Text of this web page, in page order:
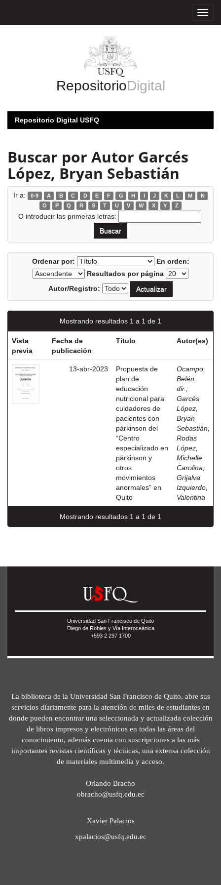
RepositorioDigital
Repositorio Digital USFQ
Buscar por Autor Garcés
López, Bryan Sebastián
Ir a: 0-9 A B C D E F G H I J K L M
N
O
P Q R S T U V W X Y Z
O introducir las primeras letras:
Ordenar por:
En orden:
Resultados por página
Autor/Registro:
Mostrando resultados 1 a 1 de 1
Vista
previa
Fecha de
publicación
Título Autor(es)
13-abr-2023
Propuesta de
plan de
educación
nutricional para
cuidadores de
pacientes con
párkinson del
“Centro
especializado en
párkinson y
otros
movimientos
anormales” en
Quito
Ocampo,
Belén,
dir. ;
Garcés
López,
Bryan
Sebastián;
Rodas
López,
Michelle
Carolina;
Grijalva
Izquierdo,
Valentina
Mostrando resultados 1 a 1 de 1
Universidad San Francisco de Quito
Diego de Robles y Vía Interoceánica
+593 2 297 1700
La biblioteca de la Universidad San Francisco de Quito, abre sus
servicios diariamente para la atención de miles de estudiantes en
donde pueden encontrar una seleccionada y actualizada colección
de libros impresos y electrónicos en todas las áreas del
conocimiento, además cuenta con suscripciones a las más
importantes revistas científicas y técnicas, una extensa colección
de materiales multimedia y acceso.
Orlando Bracho
obracho@usfq.edu.ec
Xavier Palacios
xpalacios@usfq.edu.ec